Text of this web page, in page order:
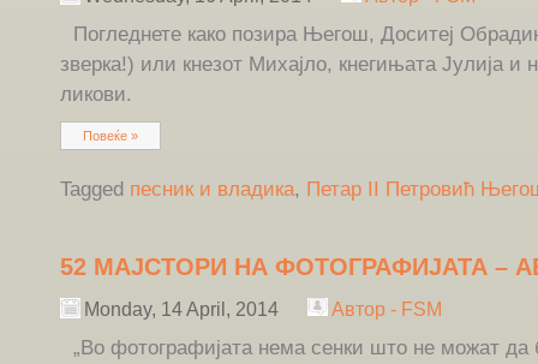
Погледнете како позира Његош, Доситеј
зверка!) или кнезот Михајло, кнегињата Јулија и
ликови.
Повеќе »
Tagged песник и владика, Петар II Петровић
52 МАЈСТОРИ НА ФОТОГРАФИЈАТА –
Monday, 14 April, 2014 Автор - FSM
„Во фотографијата нема сенки што не можат да